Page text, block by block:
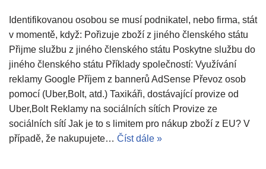
Identifikovanou osobou se musí podnikatel, nebo firma, stát
v momentě, když: Pořizuje zboží z jiného členského státu
Přijme službu z jiného členského státu Poskytne službu do
jiného členského státu Příklady společností: Využívání
reklamy Google Příjem z bannerů AdSense Převoz osob
pomocí (Uber,Bolt, atd.) Taxikáři, dostávající provize od
Uber,Bolt Reklamy na sociálních sítích Provize ze
sociálních sítí Jak je to s limitem pro nákup zboží z EU? V
případě, že nakupujete… Číst dále »